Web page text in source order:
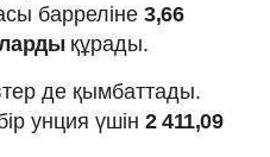
барреліне 3,66
құрады.
де қымбаттады.
унция үшін 2 411,09